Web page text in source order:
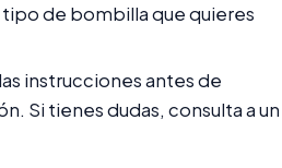
tipo de bombilla que quieres
instrucciones antes de
Si tienes dudas, consulta a un